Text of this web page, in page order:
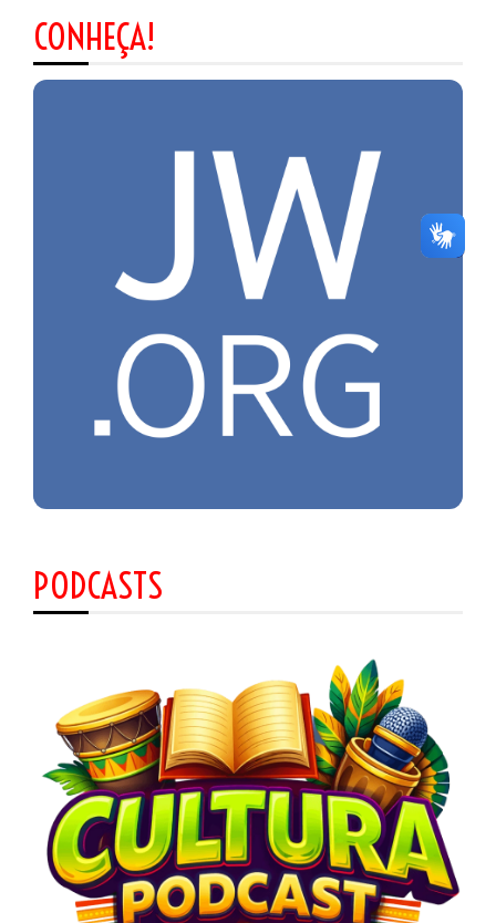
CONHEÇA!
PODCASTS